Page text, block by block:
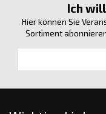
Ich
Hier können Sie
Sortiment